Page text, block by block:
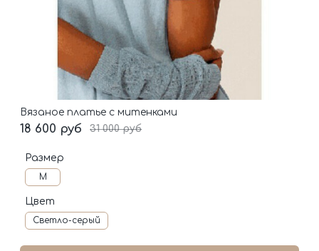
Вязаное платье с митенками
18 600 руб 31 000 руб
Размер
M
Цвет
Светло-серый